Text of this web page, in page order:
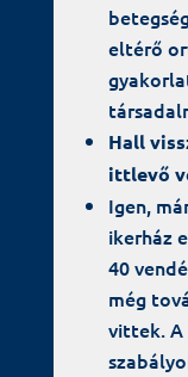
eltérő
Hall
ittlevő
Igen,
ikerház
40
még
vittek. A